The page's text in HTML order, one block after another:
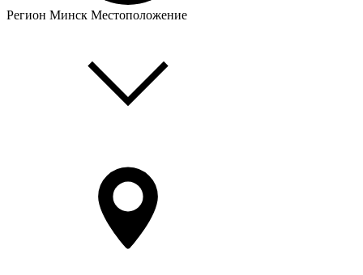
Регион Минск Местоположение